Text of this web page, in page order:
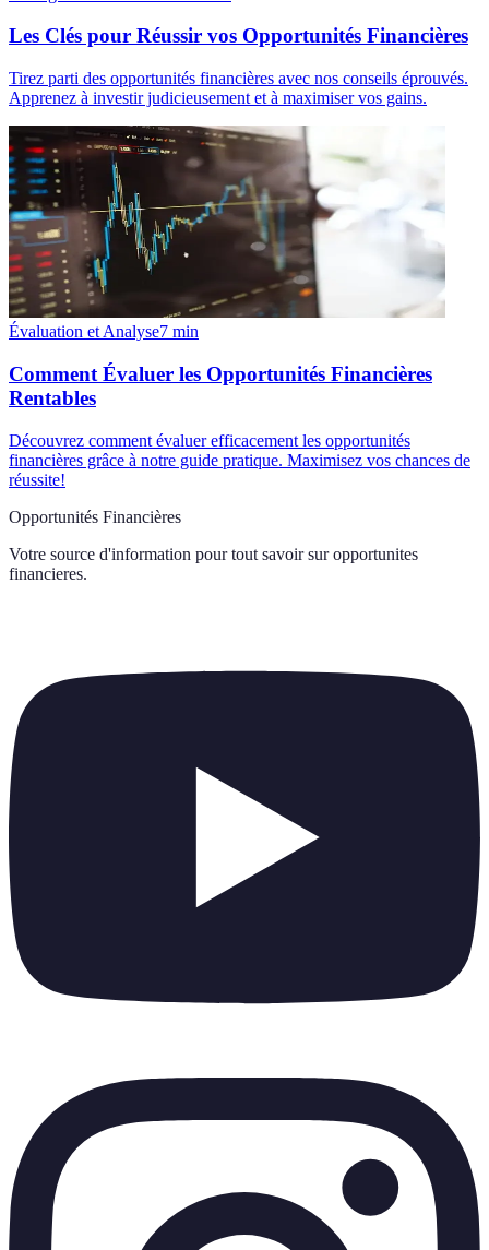
Les Clés pour Réussir vos Opportunités Financières
Tirez parti des opportunités financières avec nos conseils éprouvés.
Apprenez à investir judicieusement et à maximiser vos gains.
Évaluation et Analyse7 min
Comment Évaluer les Opportunités Financières
Rentables
Découvrez comment évaluer efficacement les opportunités
financières grâce à notre guide pratique. Maximisez vos chances de
réussite!
Opportunités Financières
Votre source d'information pour tout savoir sur opportunites
financieres.